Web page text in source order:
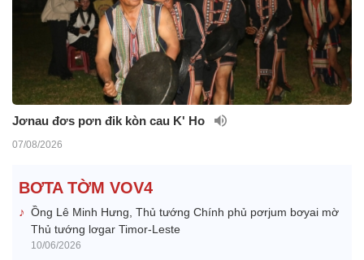
Jơnau đơs pơn đik kòn cau K' Ho
07/08/2026
BƠTA TỜM VOV4
Ồng Lê Minh Hưng, Thủ tướng Chính phủ pơrjum bơyai mờ
Thủ tướng lơgar Timor-Leste
10/06/2026